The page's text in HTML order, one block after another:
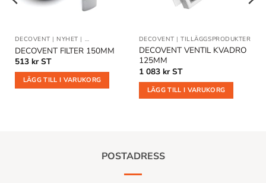
DECOVENT | NYHET | TILLÄGGSPRODUKTER
DECOVENT FILTER 150MM
513 kr ST
LÄGG TILL I VARUKORG
DECOVENT |TILLÄGGSPRODUKTER
DECOVENT VENTIL KVADRO
125MM
1 083 kr ST
LÄGG TILL I VARUKORG
POSTADRESS